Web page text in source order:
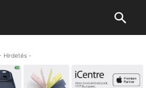
Hirdetés -